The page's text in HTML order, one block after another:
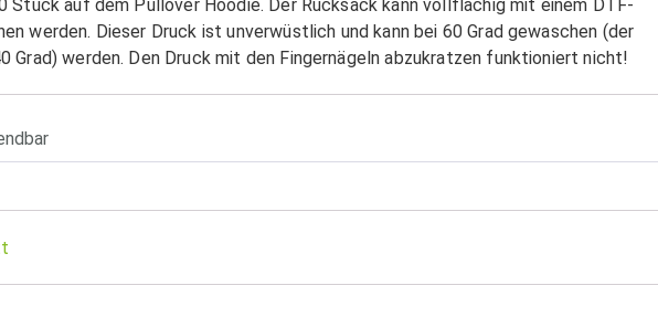
Stück auf dem Pullover Hoodie. Der Rucksack kann vollflächig mit einem DTF-
werden. Dieser Druck ist unverwüstlich und kann bei 60 Grad gewaschen (der
Grad) werden. Den Druck mit den Fingernägeln abzukratzen funktioniert nicht!